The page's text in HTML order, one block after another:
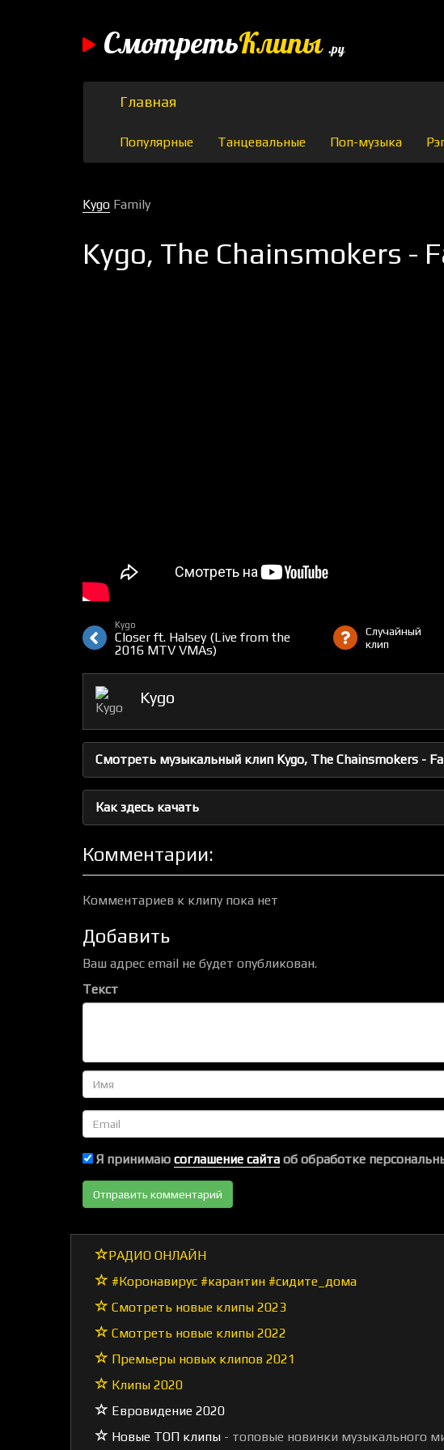
СмотретьКлипы .ру
Главная
Популярные Танцевальные Поп-музыка
Kygo Family
Kygo, The Chainsmokers -
Kygo
Closer ft. Halsey (Live from the
2016 MTV VMAs)
Случайный
клип
Kygo
Смотреть музыкальный клип Kygo, The Chainsmokers -
Как здесь качать
Комментарии:
Комментариев к клипу пока нет
Добавить
Ваш адрес email не будет опубликован.
Текст
Имя
Email
Я принимаю соглашение сайта об обработке
РАДИО ОНЛАЙН
#Коронавирус #карантин #сидите_дома
Смотреть новые клипы 2023
Смотреть новые клипы 2022
Премьеры новых клипов 2021
Клипы 2020
Евровидение 2020
Новые ТОП клипы - топовые новинки музыкального